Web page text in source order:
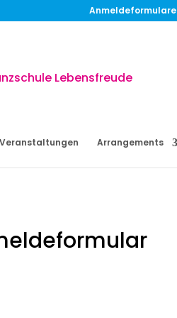
Anmeldeformulare
Veranstaltungen Arrangements